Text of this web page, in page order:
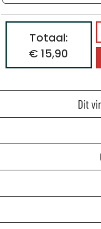
Totaal:
€ 15,90
Dit